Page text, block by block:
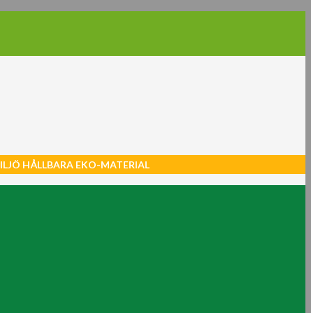
HÅLLBARA EKO-MATERIAL